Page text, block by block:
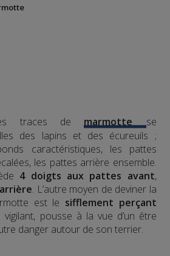
traces demarmotte
se
des lapins et des écureuils ;
caractéristiques, les pattes
les pattes arrière ensemble.
4 doigts aux pattes avant,
arrière. L’autre moyen de deviner la
est le sifflement perçant
pousse à la vue d’un être
danger autour de son terrier.